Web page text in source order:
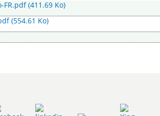
FR.pdf(411.69 Ko)
(554.61 Ko)